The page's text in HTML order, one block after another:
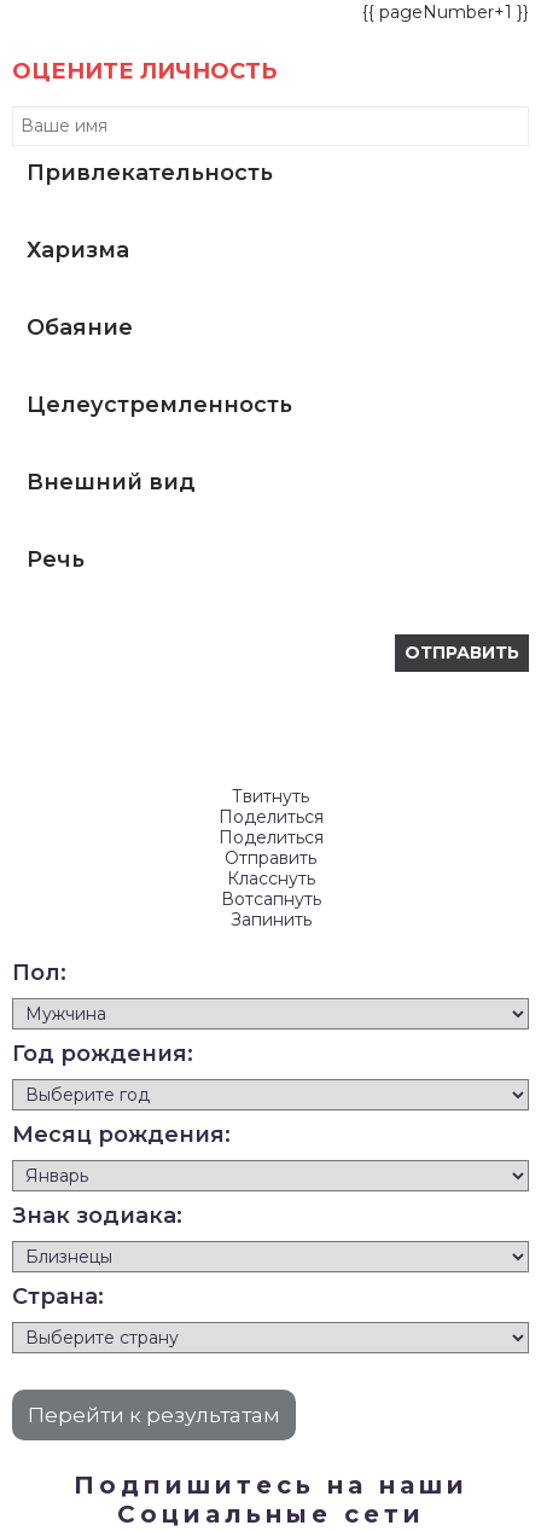
{{ pageNumber+1 }}
ОЦЕНИТЕ ЛИЧНОСТЬ
Привлекательность
Харизма
Обаяние
Целеустремленность
Внешний вид
Речь
Твитнуть
Поделиться
Поделиться
Отправить
Класснуть
Вотсапнуть
Запинить
Пол:
Год рождения:
Месяц рождения:
Знак зодиака:
Страна:
Подпишитесь на наши
Социальные сети